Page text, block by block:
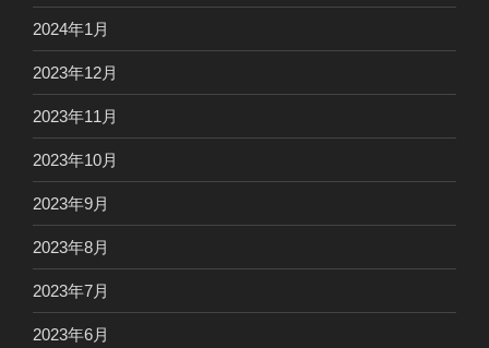
2024年1月
2023年12月
2023年11月
2023年10月
2023年9月
2023年8月
2023年7月
2023年6月